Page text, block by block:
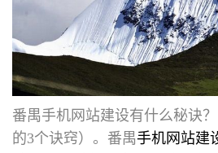
番禺手机网站建设有什么秘诀
的3个诀窍）。番禺手机网站建